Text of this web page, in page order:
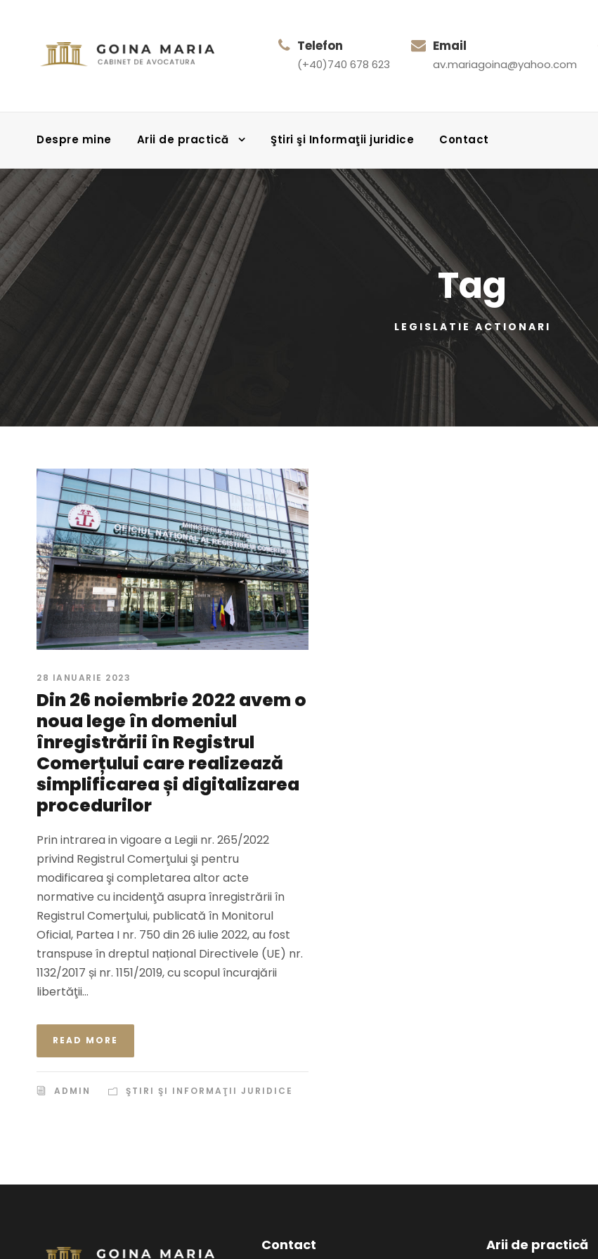
Telefon
(+40)740 678 623
Email
av.mariagoina@yahoo.com
Despre mine Arii de practică Ştiri şi Informaţii juridice Contact
Tag
LEGISLATIE ACTIONARI
28 IANUARIE 2023
Din 26 noiembrie 2022 avem o
noua lege în domeniul
înregistrării în Registrul
Comerțului care realizează
simplificarea și digitalizarea
procedurilor
Prin intrarea in vigoare a Legii nr. 265/2022
privind Registrul Comerţului şi pentru
modificarea şi completarea altor acte
normative cu incidenţă asupra înregistrării în
Registrul Comerţului, publicată în Monitorul
Oficial, Partea I nr. 750 din 26 iulie 2022, au fost
transpuse în dreptul național Directivele (UE) nr.
1132/2017 și nr. 1151/2019, cu scopul încurajării
libertăţii...
READ MORE
ADMIN ŞTIRI ŞI INFORMAŢII JURIDICE
Contact Arii de practică